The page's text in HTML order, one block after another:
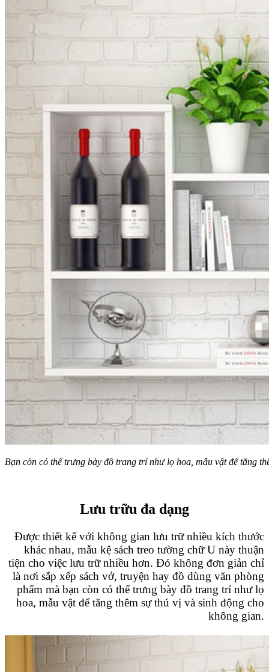
Bạn còn có thể trưng bày đồ trang trí như lọ hoa, mẫu vật để tăng
Lưu trữu đa dạng
Được thiết kế với không gian lưu trữ nhiều kích thước
khác nhau, mẫu kệ sách treo tường chữ U này thuận
tiện cho việc lưu trữ nhiều hơn. Đó không đơn giản chỉ
là nơi sắp xếp sách vở, truyện hay đồ dùng văn phòng
phẩm mà bạn còn có thể trưng bày đồ trang trí như lọ
hoa, mẫu vật để tăng thêm sự thú vị và sinh động cho
không gian.